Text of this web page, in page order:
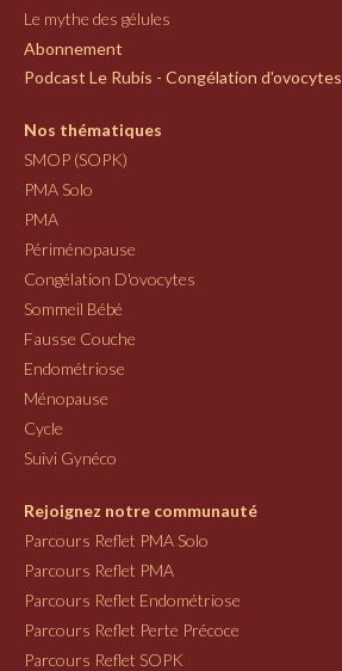
Le mythe des gélules
Abonnement
Podcast Le Rubis - Congélation d'ovocytes
Nos thématiques
SMOP (SOPK)
PMA Solo
PMA
Périménopause
Congélation D'ovocytes
Sommeil Bébé
Fausse Couche
Endométriose
Ménopause
Cycle
Suivi Gynéco
Rejoignez notre communauté
Parcours Reflet PMA Solo
Parcours Reflet PMA
Parcours Reflet Endométriose
Parcours Reflet Perte Précoce
Parcours Reflet SOPK